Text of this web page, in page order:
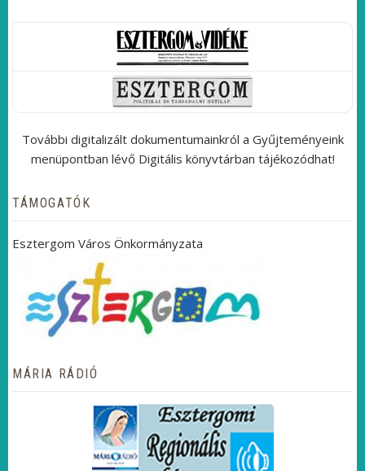
További digitalizált dokumentumainkról a Gyűjteményeink
menüpontban lévő Digitális könyvtárban tájékozódhat!
TÁMOGATÓK
Esztergom Város Önkormányzata
MÁRIA RÁDIÓ